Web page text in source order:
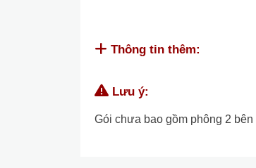
Thông tin thêm:
Lưu ý:
Gói chưa bao gồm phông 2